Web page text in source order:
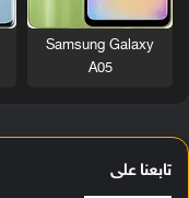
Samsung Galaxy
A05
تابعنا على